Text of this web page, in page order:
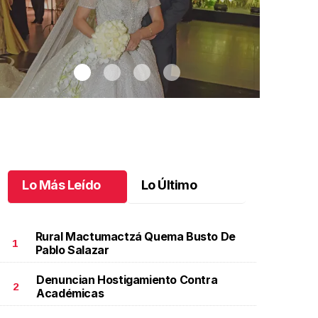
Abraham y Arantza, unidos en amor.Abraham y
Arantza, unidos en amor
Lo Más Leído Lo Último
1
Rural Mactumactzá Quema Busto De
Pablo Salazar
2
Denuncian Hostigamiento Contra
Académicas